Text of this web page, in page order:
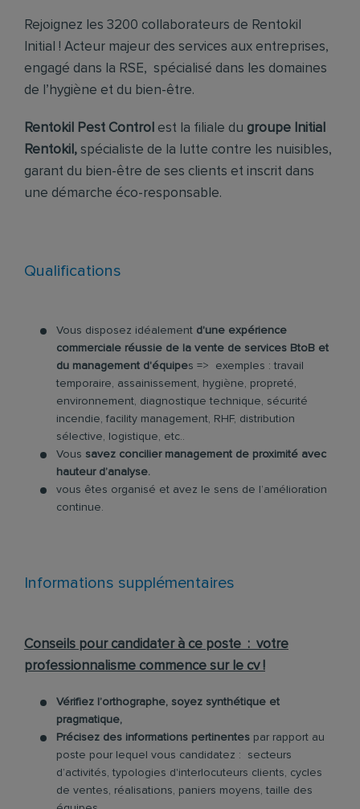
Rejoignez les 3200 collaborateurs de Rentokil
Initial ! Acteur majeur des services aux entreprises,
engagé dans la RSE, spécialisé dans les domaines
de l’hygiène et du bien-être.
Rentokil Pest Control est la filiale du groupe Initial
Rentokil, spécialiste de la lutte contre les nuisibles,
garant du bien-être de ses clients et inscrit dans
une démarche éco-responsable.
Qualifications
Vous disposez idéalement d'une expérience
commerciale réussie de la vente de services BtoB et
du management d'équipes => exemples : travail
temporaire, assainissement, hygiène, propreté,
environnement, diagnostique technique, sécurité
incendie, facility management, RHF, distribution
sélective, logistique, etc..
Vous savez concilier management de proximité avec
hauteur d’analyse.
vous êtes organisé et avez le sens de l’amélioration
continue.
Informations supplémentaires
Conseils pour candidater à ce poste : votre
professionnalisme commence sur le cv !
Vérifiez l’orthographe, soyez synthétique et
pragmatique,
Précisez des informations pertinentes par rapport au
poste pour lequel vous candidatez : secteurs
d’activités, typologies d'interlocuteurs clients, cycles
de ventes, réalisations, paniers moyens, taille des